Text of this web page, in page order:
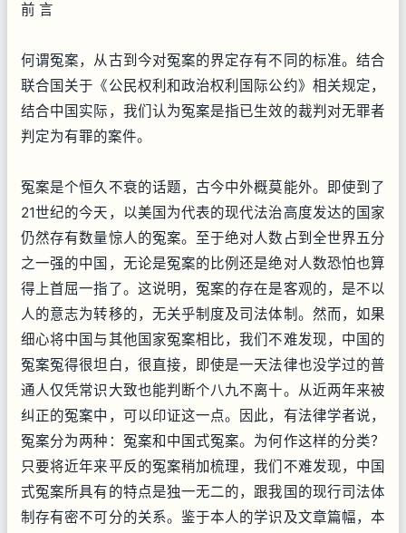
前 言
何谓冤案，从古到今对冤案的界定存有不同的标准。结合
联合国关于《公民权利和政治权利国际公约》相关规定，
结合中国实际，我们认为冤案是指已生效的裁判对无罪者
判定为有罪的案件。
冤案是个恒久不衰的话题，古今中外概莫能外。即使到了
21世纪的今天，以美国为代表的现代法治高度发达的国家
仍然存有数量惊人的冤案。至于绝对人数占到全世界五分
之一强的中国，无论是冤案的比例还是绝对人数恐怕也算
得上首屈一指了。这说明，冤案的存在是客观的，是不以
人的意志为转移的，无关乎制度及司法体制。然而，如果
细心将中国与其他国家冤案相比，我们不难发现，中国的
冤案冤得很坦白，很直接，即使是一天法律也没学过的普
通人仅凭常识大致也能判断个八九不离十。从近两年来被
纠正的冤案中，可以印证这一点。因此，有法律学者说，
冤案分为两种：冤案和中国式冤案。为何作这样的分类？
只要将近年来平反的冤案稍加梳理，我们不难发现，中国
式冤案所具有的特点是独一无二的，跟我国的现行司法体
制存有密不可分的关系。鉴于本人的学识及文章篇幅，本